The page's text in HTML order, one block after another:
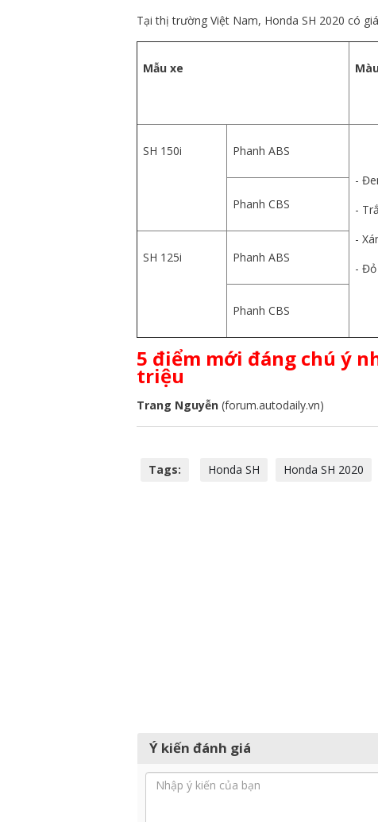
Tại thị trường Việt Nam, Honda SH 2020 có
Mẫu xe
SH 150i
Phanh ABS
-
-
-
-
Phanh CBS
SH 125i Phanh ABS
Phanh CBS
5 điểm mới đáng chú ý
triệu
Trang Nguyễn (forum.autodaily.vn)
Tags: Honda SH Honda SH 2020
Ý kiến đánh giá